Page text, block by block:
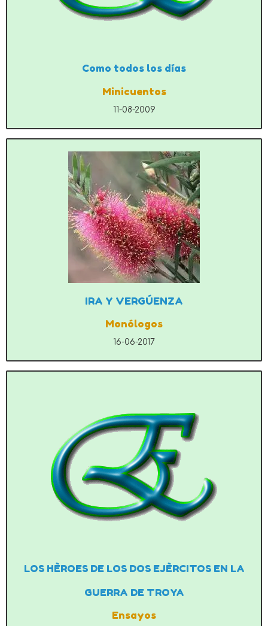
Como todos los días
Minicuentos
11-08-2009
IRA Y VERGÚENZA
Monólogos
16-06-2017
LOS HÈROES DE LOS DOS EJÈRCITOS EN LA
GUERRA DE TROYA
Ensayos